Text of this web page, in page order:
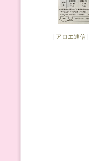
アロエ通信